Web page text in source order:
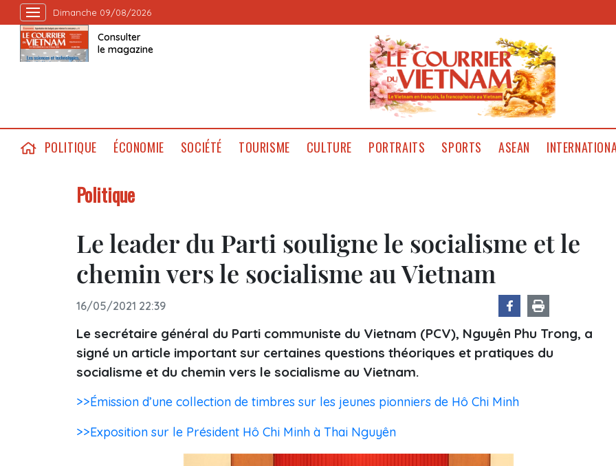
Dimanche 09/08/2026
Consulter
le magazine
POLITIQUE ÉCONOMIE SOCIÉTÉ TOURISME CULTURE PORTRAITS SPORTS ASEAN
Politique
Le leader du Parti souligne le socialisme et le
chemin vers le socialisme au Vietnam
16/05/2021 22:39
Le secrétaire général du Parti communiste du Vietnam (PCV), Nguyên Phu Trong, a
signé un article important sur certaines questions théoriques et pratiques du
socialisme et du chemin vers le socialisme au Vietnam.
>>Émission d’une collection de timbres sur les jeunes pionniers de Hô Chi Minh
>>Exposition sur le Président Hô Chi Minh à Thai Nguyên